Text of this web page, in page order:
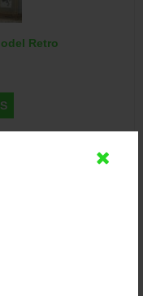
Retro